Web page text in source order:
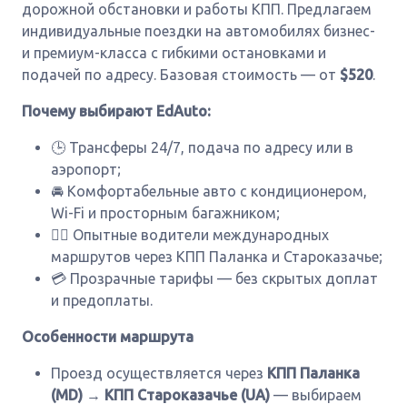
дорожной обстановки и работы КПП. Предлагаем
индивидуальные поездки на автомобилях бизнес-
и премиум-класса с гибкими остановками и
подачей по адресу. Базовая стоимость — от $520.
Почему выбирают EdAuto:
🕒 Трансферы 24/7, подача по адресу или в
аэропорт;
🚘 Комфортабельные авто с кондиционером,
Wi-Fi и просторным багажником;
👨‍✈️ Опытные водители международных
маршрутов через КПП Паланка и Староказачье;
💳 Прозрачные тарифы — без скрытых доплат
и предоплаты.
Особенности маршрута
Проезд осуществляется через КПП Паланка
(MD) → КПП Староказачье (UA) — выбираем